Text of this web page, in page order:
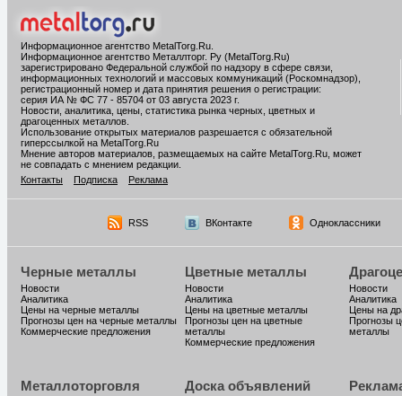
Информационное агентство MetalTorg.Ru
Информационное агентство Металлторг. Ру (MetalTorg.Ru)
зарегистрировано Федеральной службой по надзору в сфере связи,
информационных технологий и массовых коммуникаций (Роскомнадзор),
регистрационный номер и дата принятия решения о регистрации:
серия ИА № ФС 77 - 85704 от 03 августа 2023 г.
Новости, аналитика, цены, статистика рынка черных, цветных и
драгоценных металлов.
Использование открытых материалов разрешается с обязательной
гиперссылкой на MetalTorg.Ru
Мнение авторов материалов, размещаемых на сайте MetalTorg.Ru, может
не совпадать с мнением редакции.
Контакты
Подписка Реклама
RSS ВКонтакте Одноклассники
Черные металлы
Новости
Аналитика
Цены на черные металлы
Прогнозы цен на черные металлы
Коммерческие предложения
Цветные металлы
Новости
Аналитика
Цены на цветные металлы
Прогнозы цен на цветные
металлы
Коммерческие предложения
Новости
Аналитика
Цены на
Прогнозы
металлы
Металлоторговля Доска объявлений